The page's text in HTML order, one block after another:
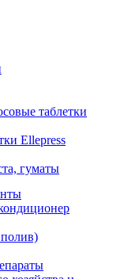
таблетки
Ellepress
гуматы